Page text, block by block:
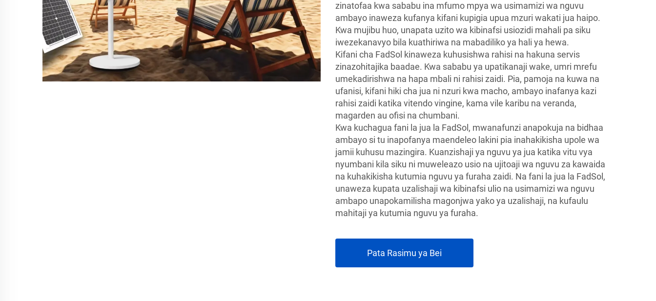
zinatofaa kwa sababu ina mfumo mpya wa usimamizi wa nguvu
ambayo inaweza kufanya kifani kupigia upua mzuri wakati jua haipo.
Kwa mujibu huo, unapata uzito wa kibinafsi usiozidi mahali pa siku
iwezekanavyo bila kuathiriwa na mabadiliko ya hali ya hewa.
Kifani cha FadSol kinaweza kuhusishwa rahisi na hakuna servis
zinazohitajika baadae. Kwa sababu ya upatikanaji wake, umri mrefu
umekadirishwa na hapa mbali ni rahisi zaidi. Pia, pamoja na kuwa na
ufanisi, kifani hiki cha jua ni nzuri kwa macho, ambayo inafanya kazi
rahisi zaidi katika vitendo vingine, kama vile karibu na veranda,
magarden au ofisi na chumbani.
Kwa kuchagua fani la jua la FadSol, mwanafunzi anapokuja na bidhaa
ambayo si tu inapofanya maendeleo lakini pia inahakikisha upole wa
jamii kuhusu mazingira. Kuanzishaji ya nguvu ya jua katika vitu vya
nyumbani kila siku ni muweleazo usio na ujitoaji wa nguvu za kawaida
na kuhakikisha kutumia nguvu ya furaha zaidi. Na fani la jua la FadSol,
unaweza kupata uzalishaji wa kibinafsi ulio na usimamizi wa nguvu
ambapo unapokamilisha magonjwa yako ya uzalishaji, na kufaulu
mahitaji ya kutumia nguvu ya furaha.
Pata Rasimu ya Bei